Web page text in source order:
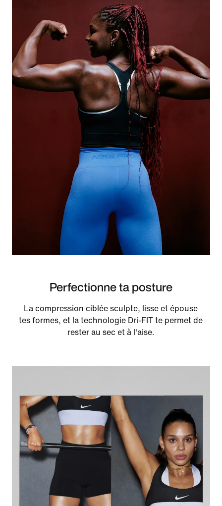
Perfectionne ta posture
La compression ciblée sculpte, lisse et épouse
tes formes, et la technologie Dri-FIT te permet de
rester au sec et à l'aise.